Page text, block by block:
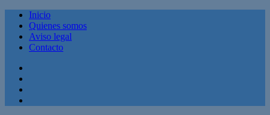
Inicio
Quienes somos
Aviso legal
Contacto